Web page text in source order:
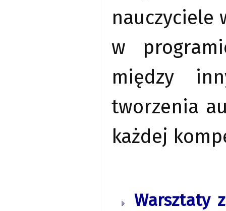
nauczyciele
w
między
tworzenia
każdej
Warsztaty